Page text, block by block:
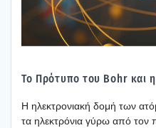
Το Πρό­τυ­πο του Bohr και
Η ηλε­κτρο­νια­κή δομή των
τα ηλε­κτρό­νια γύρω από τον